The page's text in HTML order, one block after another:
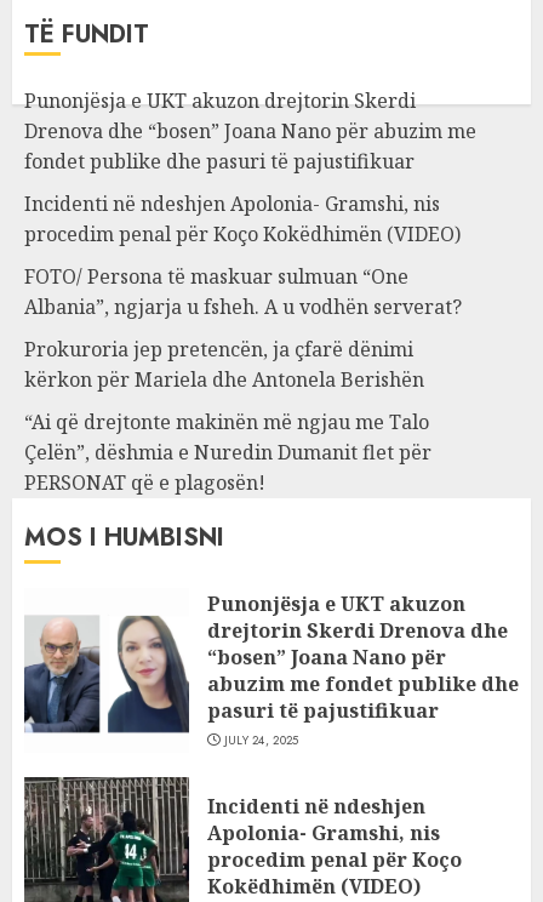
TË FUNDIT
Punonjësja e UKT akuzon drejtorin Skerdi
Drenova dhe “bosen” Joana Nano për abuzim me
fondet publike dhe pasuri të pajustifikuar
Incidenti në ndeshjen Apolonia- Gramshi, nis
procedim penal për Koço Kokëdhimën (VIDEO)
FOTO/ Persona të maskuar sulmuan “One
Albania”, ngjarja u fsheh. A u vodhën serverat?
Prokuroria jep pretencën, ja çfarë dënimi
kërkon për Mariela dhe Antonela Berishën
“Ai që drejtonte makinën më ngjau me Talo
Çelën”, dëshmia e Nuredin Dumanit flet për
PERSONAT që e plagosën!
MOS I HUMBISNI
Punonjësja e UKT akuzon
drejtorin Skerdi Drenova dhe
“bosen” Joana Nano për
abuzim me fondet publike dhe
pasuri të pajustifikuar
JULY 24, 2025
Incidenti në ndeshjen
Apolonia- Gramshi, nis
procedim penal për Koço
Kokëdhimën (VIDEO)